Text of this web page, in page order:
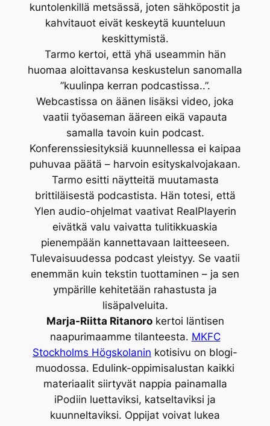
kuntolenkillä metsässä, joten sähköpostit ja
kahvitauot eivät keskeytä kuunteluun
keskittymistä.
Tarmo kertoi, että yhä useammin hän
huomaa aloittavansa keskustelun sanomalla
”kuulinpa kerran podcastissa..”.
Webcastissa on äänen lisäksi video, joka
vaatii työaseman ääreen eikä vapauta
samalla tavoin kuin podcast.
Konferenssiesityksiä kuunnellessa ei kaipaa
puhuvaa päätä – harvoin esityskalvojakaan.
Tarmo esitti näytteitä muutamasta
brittiläisestä podcastista. Hän totesi, että
Ylen audio-ohjelmat vaativat RealPlayerin
eivätkä valu vaivatta tulitikkuaskia
pienempään kannettavaan laitteeseen.
Tulevaisuudessa podcast yleistyy. Se vaatii
enemmän kuin tekstin tuottaminen – ja sen
ympärille kehitetään rahastusta ja
lisäpalveluita.
Marja-Riitta Ritanorokertoi läntisen
naapurimaamme tilanteesta. MKFC
Stockholms Högskolanin kotisivu on blogi-
muodossa. Edulink-oppimisalustan kaikki
materiaalit siirtyvät nappia painamalla
iPodiin luettaviksi, katseltaviksi ja
kuunneltaviksi. Oppijat voivat lukea